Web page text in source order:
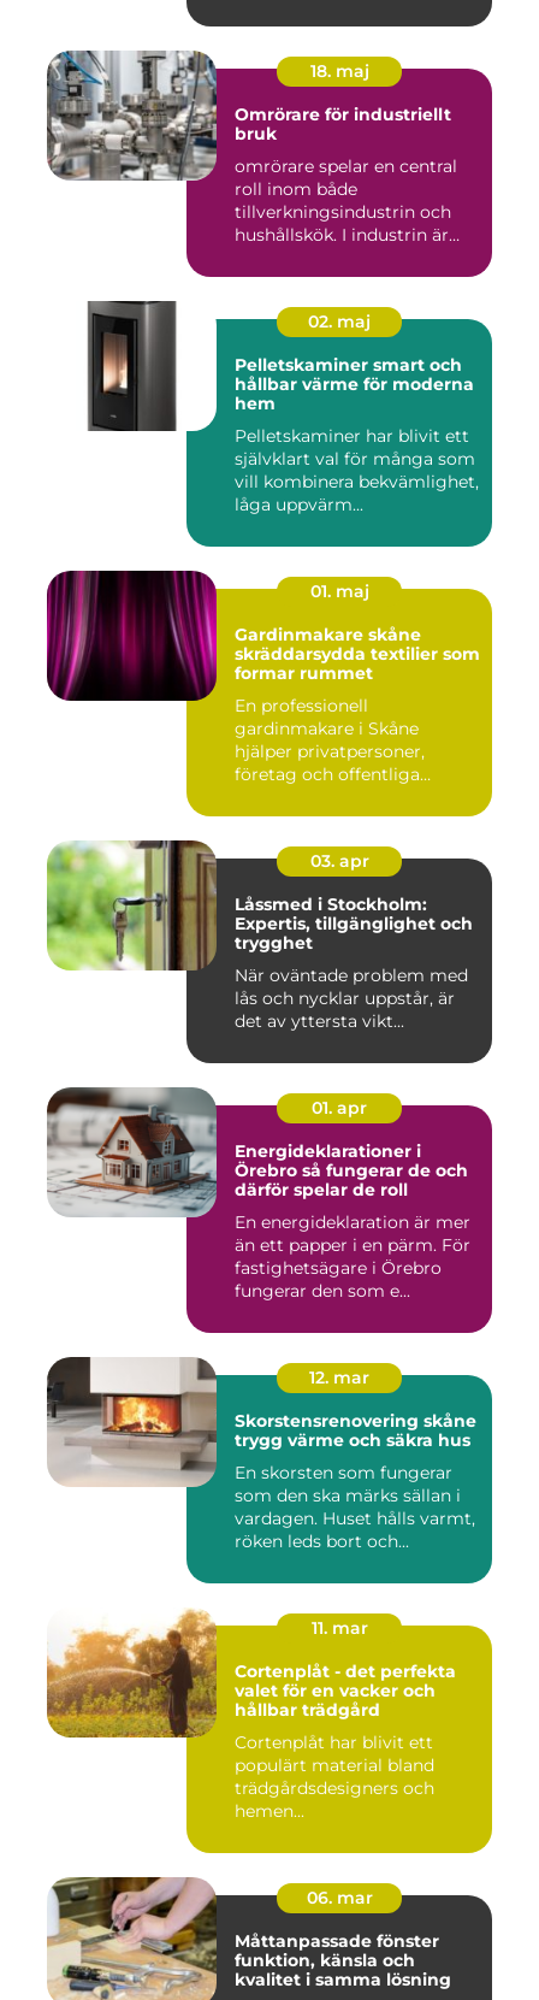
18. maj
Omrörare för industriellt
bruk
omrörare spelar en central
roll inom både
tillverkningsindustrin och
hushållskök. I industrin är
02. maj
Pelletskaminer smart och
hållbar värme för moderna
hem
Pelletskaminer har blivit ett
självklart val för många som
vill kombinera bekvämlighet,
låga uppvärm...
01. maj
Gardinmakare skåne
skräddarsydda textilier som
formar rummet
En professionell
gardinmakare i Skåne
hjälper privatpersoner,
företag och offentliga
03. apr
Låssmed i Stockholm:
Expertis, tillgänglighet och
trygghet
När oväntade problem med
lås och nycklar uppstår, är
det av yttersta vikt...
01. apr
Energideklarationer i
Örebro så fungerar de och
därför spelar de roll
En energideklaration är mer
än ett papper i en pärm. För
fastighetsägare i Örebro
fungerar den som e...
12. mar
Skorstensrenovering skåne
trygg värme och säkra hus
En skorsten som fungerar
som den ska märks sällan i
vardagen. Huset hålls varmt,
röken leds bort och...
11. mar
Cortenplåt - det perfekta
valet för en vacker och
hållbar trädgård
Cortenplåt har blivit ett
populärt material bland
trädgårdsdesigners och
hemen...
06. mar
Måttanpassade fönster
funktion, känsla och
kvalitet i samma lösning